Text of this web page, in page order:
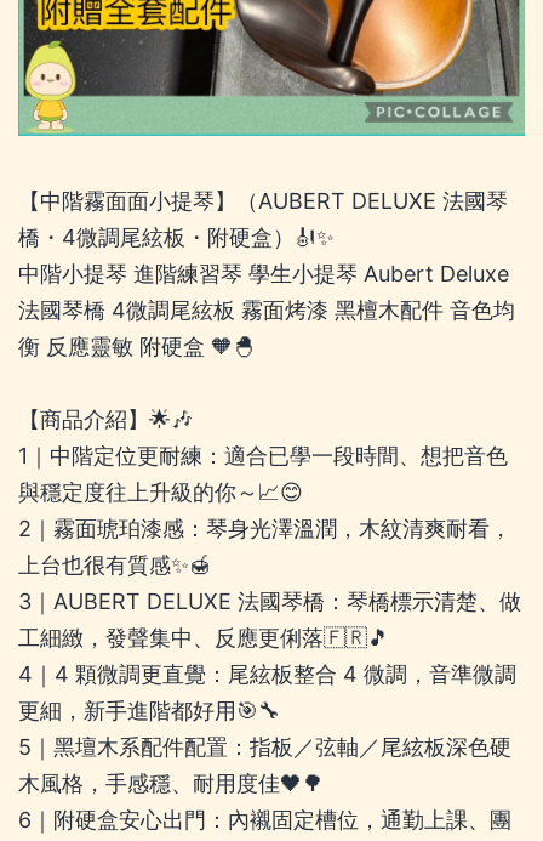
【中階霧面面小提琴】（AUBERT DELUXE 法國琴
橋・4微調尾絃板・附硬盒）🎻✨
中階小提琴 進階練習琴 學生小提琴 Aubert Deluxe
法國琴橋 4微調尾絃板 霧面烤漆 黑檀木配件 音色均
衡 反應靈敏 附硬盒 🧡🐣
【商品介紹】🌟🎶
1｜中階定位更耐練：適合已學一段時間、想把音色
與穩定度往上升級的你～📈😊
2｜霧面琥珀漆感：琴身光澤溫潤，木紋清爽耐看，
上台也很有質感✨🍯
3｜AUBERT DELUXE 法國琴橋：琴橋標示清楚、做
工細緻，發聲集中、反應更俐落🇫🇷🎵
4｜4 顆微調更直覺：尾絃板整合 4 微調，音準微調
更細，新手進階都好用🎯🔧
5｜黑壇木系配件配置：指板／弦軸／尾絃板深色硬
木風格，手感穩、耐用度佳🖤🌳
6｜附硬盒安心出門：內襯固定槽位，通勤上課、團